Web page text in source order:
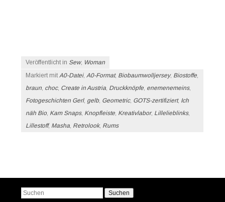
Veröffentlicht in Sew, Woman
Markiert mitA0-Datei,A0-Format, Biobaumwolljersey, Biostoffe,
braun, choc, Create in Austria, Druckknöpfe, enemenemeins,
Fotogeschichten Gerl, gelb, Geometric, GOTS-zertifiziert, Ich
näh Bio, Kam Snaps, Knopfleiste, Kreativlabor, Lillelieblinks,
Lillestoff, Masha, Retrolook, Rums
Suchen